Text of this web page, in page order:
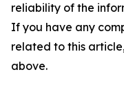
reliability of the
If you have any
related to this
above.